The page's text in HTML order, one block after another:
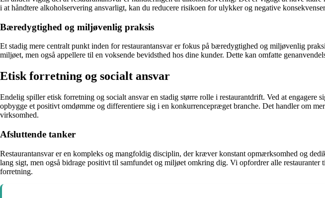
i at håndtere alkoholservering ansvarligt, kan du reducere risikoen for ulykker og negative
Bæredygtighed og miljøvenlig praksis
Et stadig mere centralt punkt inden for restaurantansvar er fokus på bæredygtighed og miljøvenlig
miljøet, men også appellere til en voksende bevidsthed hos dine kunder. Dette kan omfatte
Etisk forretning og socialt ansvar
Endelig spiller etisk forretning og socialt ansvar en stadig større rolle i restaurantdrift. Ved at
opbygge et positivt omdømme og differentiere sig i en konkurrencepræget branche. Det handler om
virksomhed.
Afsluttende tanker
Restaurantansvar er en kompleks og mangfoldig disciplin, der kræver konstant opmærksomhed og
lang sigt, men også bidrage positivt til samfundet og miljøet omkring dig. Vi opfordrer alle
forretning.